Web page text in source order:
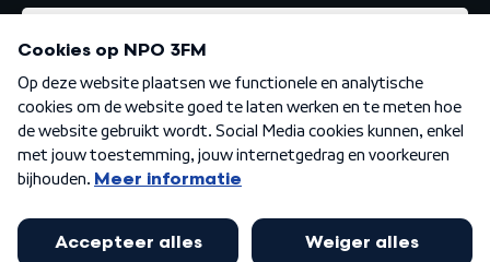
Algemene voorwaarden Privacybeleid